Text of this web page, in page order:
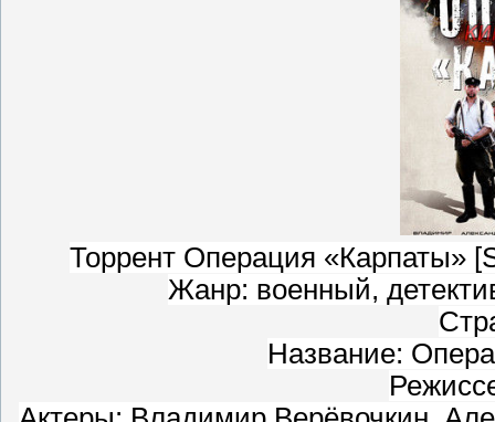
Торрент Операция «Карпаты»
Жанр: военный,
Название: